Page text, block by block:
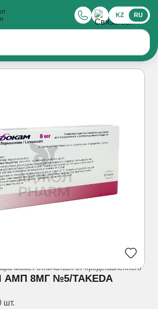
KZ RU
может отличаться от представленного
8МГ №5/TAKEDA
шт.